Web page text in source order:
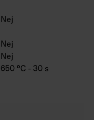
Nej
Nej
Nej
650 °C - 30 s